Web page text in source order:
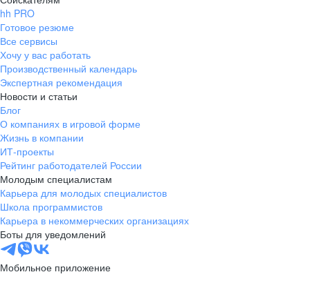
hh PRO
Готовое резюме
Все сервисы
Хочу у вас работать
Производственный календарь
Экспертная рекомендация
Новости и статьи
Блог
О компаниях в игровой форме
Жизнь в компании
ИТ-проекты
Рейтинг работодателей России
Молодым специалистам
Карьера для молодых специалистов
Школа программистов
Карьера в некоммерческих организациях
Боты для уведомлений
Мобильное приложение